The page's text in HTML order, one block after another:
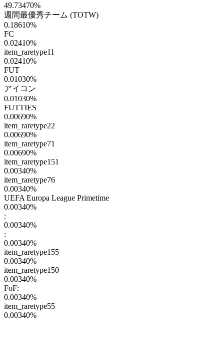
49.73470%
週間最優秀チーム (TOTW)
0.18610%
FC
0.02410%
item_raretype11
0.02410%
FUT
0.01030%
アイコン
0.01030%
FUTTIES
0.00690%
item_raretype22
0.00690%
item_raretype71
0.00690%
item_raretype151
0.00340%
item_raretype76
0.00340%
UEFA Europa League Primetime
0.00340%
:
0.00340%
:
0.00340%
item_raretype155
0.00340%
item_raretype150
0.00340%
FoF:
0.00340%
item_raretype55
0.00340%